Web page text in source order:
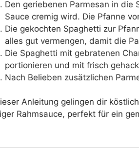
Den geriebenen Parmesan in die
Sauce cremig wird. Die Pfanne
Die gekochten Spaghetti zur
alles gut vermengen, damit die
Die Spaghetti mit gebratenen
portionieren und mit frisch
Nach Belieben zusätzlichen
Anleitung gelingen dir
Rahmsauce, perfekt für ein